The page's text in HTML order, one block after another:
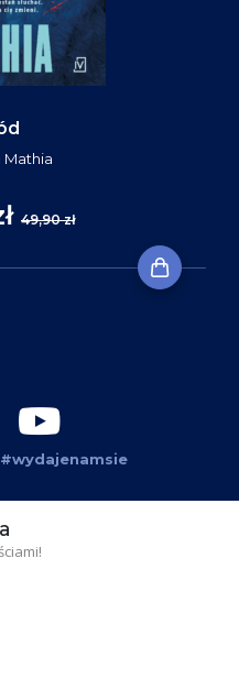
Mathia
49,90 zł
#wydajenamsie